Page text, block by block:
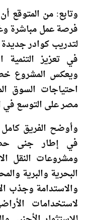
فرصة عمل مباشرة
لتدريب كوادر جديدة
في تعزيز التنمية
ويعكس المشروع
احتياجات السوق
مصر على التوسع في
وأوضح الفريق
في إطار جنى
ومشروعات النقل
البحرية والبرية
والاستدامة وجذب
لاستخدامات